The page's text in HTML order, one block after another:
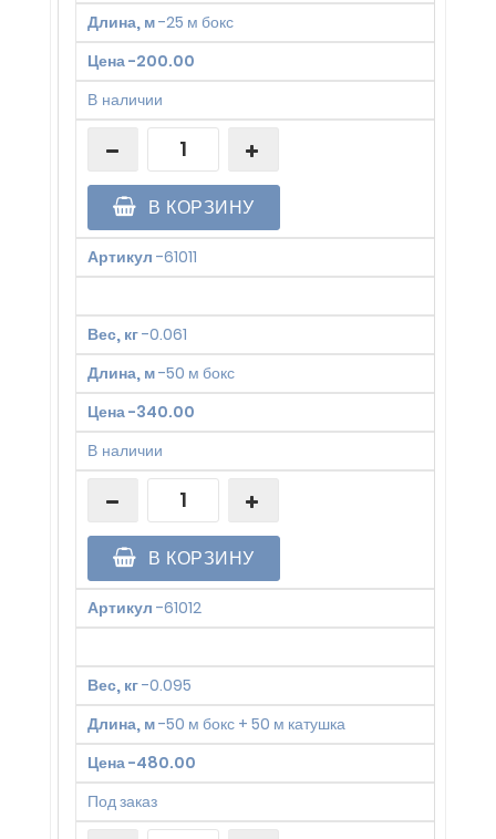
Длина, м-25 м бокс
Цена-200.00
В наличии
В КОРЗИНУ
Артикул -61011
Вес, кг-0.061
Длина, м-50 м бокс
Цена-340.00
В наличии
В КОРЗИНУ
Артикул -61012
Вес, кг-0.095
Длина, м-50 м бокс + 50 м катушка
Цена-480.00
Под заказ